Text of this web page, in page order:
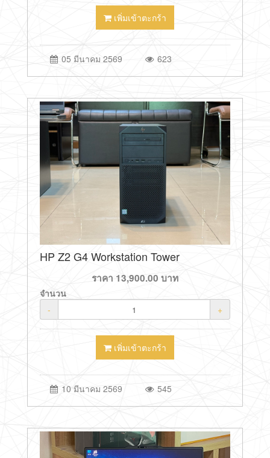
เพิ่มเข้าตะกร้า
05 มีนาคม 2569 623
HP Z2 G4 Workstation Tower
ราคา 13,900.00 บาท
จำนวน
-
+
เพิ่มเข้าตะกร้า
10 มีนาคม 2569 545